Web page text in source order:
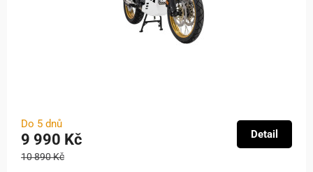
Do 5 dnů
9 990 Kč
10 890 Kč
Detail